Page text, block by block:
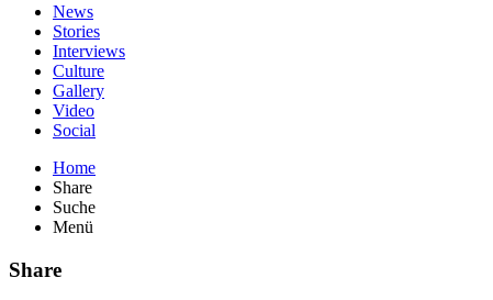
News
Stories
Interviews
Culture
Gallery
Video
Social
Home
Share
Suche
Menü
Share